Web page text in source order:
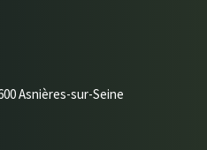
Asnières-sur-Seine